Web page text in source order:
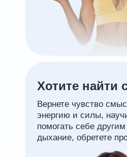
Вернете чувство
энергию и силы,
помогать себе другим
дыхание, обретете
Хотите найти